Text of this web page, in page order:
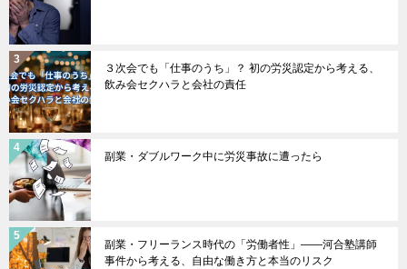
３次会でも「仕事のうち」？ 初の労災認定から考える、
飲み会セクハラと会社の責任
副業・ダブルワーク中に労災事故に遭ったら
副業・フリーランス時代の「労働者性」――河合塾講師
事件から考える、自由な働き方と本当のリスク